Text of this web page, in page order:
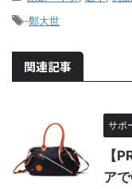
-鄭大世
関連記事
サポ
【
ア